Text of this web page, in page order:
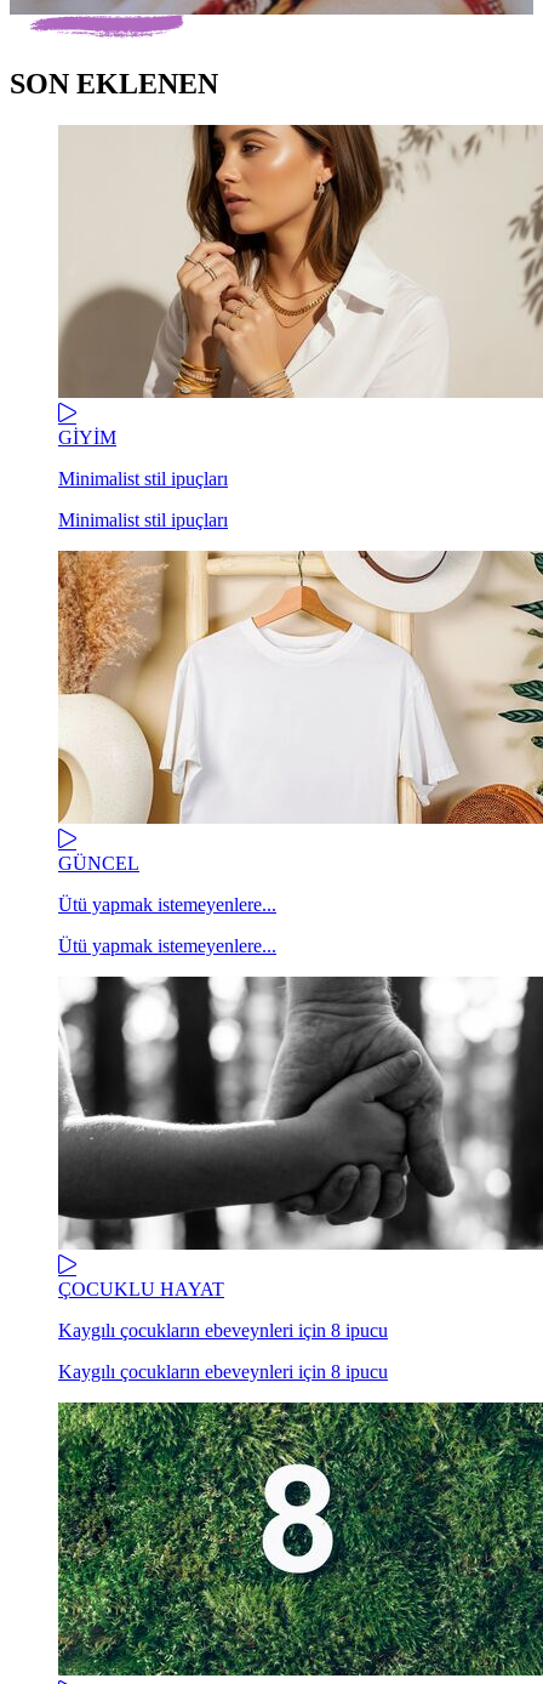
SON EKLENEN
GİYİM
Minimalist stil ipuçları
Minimalist stil ipuçları
GÜNCEL
Ütü yapmak istemeyenlere...
Ütü yapmak istemeyenlere...
ÇOCUKLU HAYAT
Kaygılı çocukların ebeveynleri için 8 ipucu
Kaygılı çocukların ebeveynleri için 8 ipucu